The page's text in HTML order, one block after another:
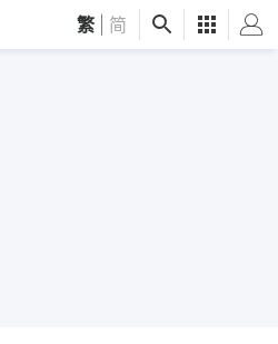
繁 简